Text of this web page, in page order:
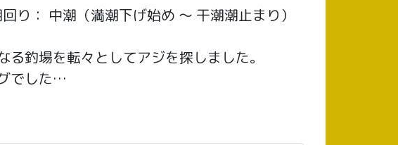
り： 中潮（満潮下げ始め 〜 干潮潮止まり）
釣場を転々としてアジを探しました。
でした…